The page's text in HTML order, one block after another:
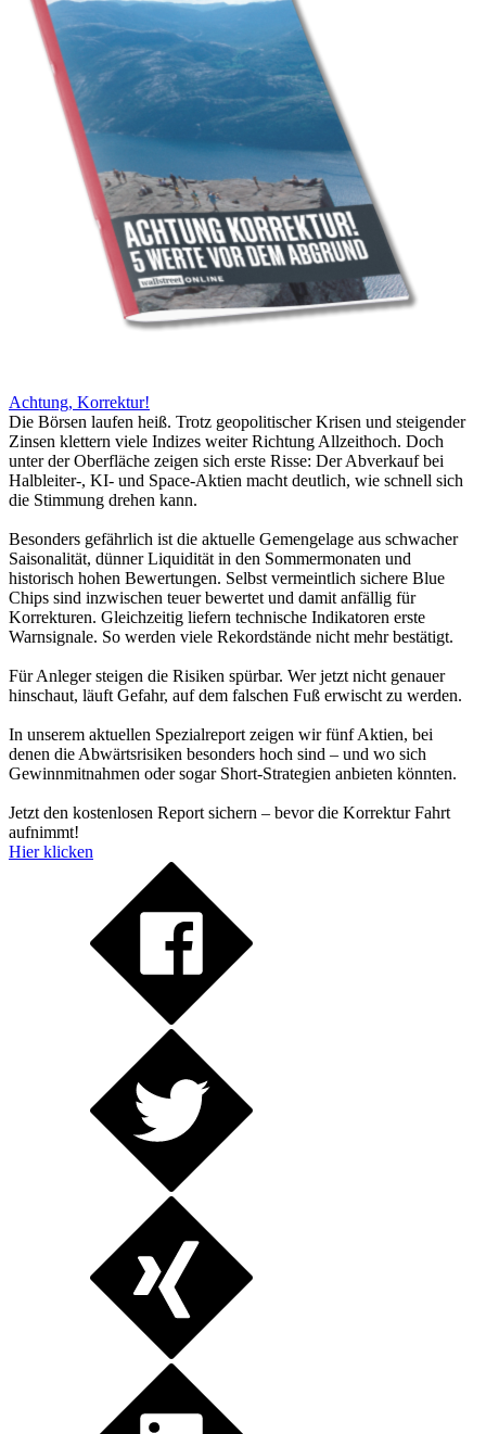
Achtung, Korrektur!
Die Börsen laufen heiß. Trotz geopolitischer Krisen und steigender
Zinsen klettern viele Indizes weiter Richtung Allzeithoch. Doch
unter der Oberfläche zeigen sich erste Risse: Der Abverkauf bei
Halbleiter-, KI- und Space-Aktien macht deutlich, wie schnell sich
die Stimmung drehen kann.
Besonders gefährlich ist die aktuelle Gemengelage aus schwacher
Saisonalität, dünner Liquidität in den Sommermonaten und
historisch hohen Bewertungen. Selbst vermeintlich sichere Blue
Chips sind inzwischen teuer bewertet und damit anfällig für
Korrekturen. Gleichzeitig liefern technische Indikatoren erste
Warnsignale. So werden viele Rekordstände nicht mehr bestätigt.
Für Anleger steigen die Risiken spürbar. Wer jetzt nicht genauer
hinschaut, läuft Gefahr, auf dem falschen Fuß erwischt zu werden.
In unserem aktuellen Spezialreport zeigen wir fünf Aktien, bei
denen die Abwärtsrisiken besonders hoch sind – und wo sich
Gewinnmitnahmen oder sogar Short-Strategien anbieten könnten.
Jetzt den kostenlosen Report sichern – bevor die Korrektur Fahrt
aufnimmt!
Hier klicken